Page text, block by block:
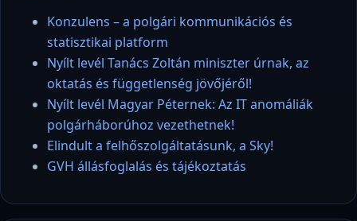
Konzulens – a polgári kommunikációs és
statisztikai platform
Nyílt levél Tanács Zoltán miniszter úrnak, az
oktatás és függetlenség jövőjéről!
Nyílt levél Magyar Péternek: Az IT anomáliák
polgárháborúhoz vezethetnek!
Elindult a felhőszolgáltatásunk, a Sky!
GVH állásfoglalás és tájékoztatás